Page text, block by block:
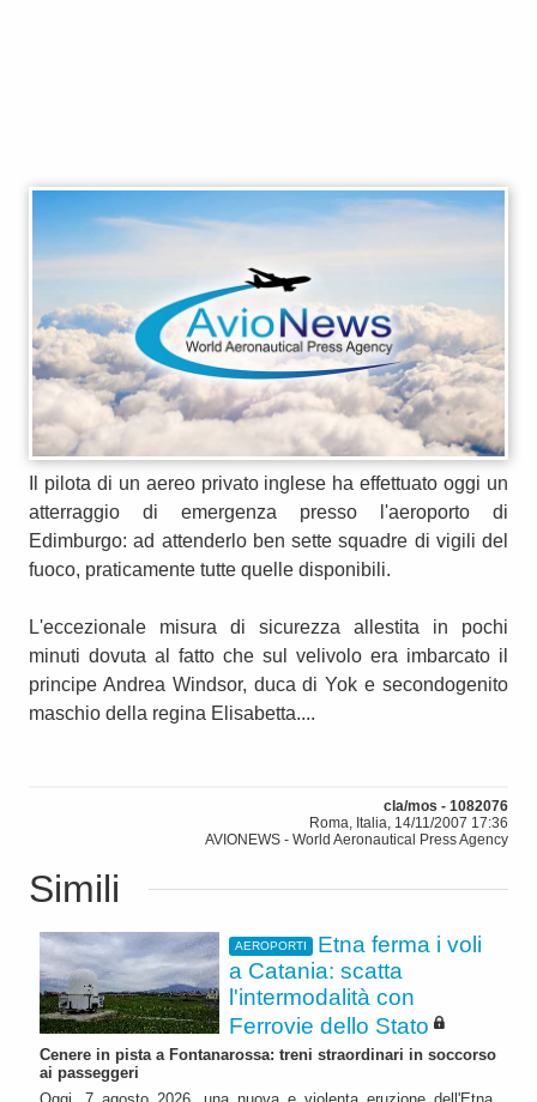
Il pilota di un aereo privato inglese ha effettuato oggi un
atterraggio di emergenza presso l'aeroporto di
Edimburgo: ad attenderlo ben sette squadre di vigili del
fuoco, praticamente tutte quelle disponibili.
L'eccezionale misura di sicurezza allestita in pochi
minuti dovuta al fatto che sul velivolo era imbarcato il
principe Andrea Windsor, duca di Yok e secondogenito
maschio della regina Elisabetta....
cla/mos - 1082076
Roma, Italia, 14/11/2007 17:36
AVIONEWS - World Aeronautical Press Agency
Simili
AEROPORTI
Etna ferma i voli
a Catania: scatta
l'intermodalità con
Ferrovie dello Stato
Cenere in pista a Fontanarossa: treni straordinari in soccorso
ai passeggeri